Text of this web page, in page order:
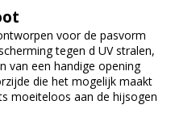
voor de pasvorm
tegen d UV stralen,
van een handige opening
die het mogelijk maakt
moeiteloos aan de hijsogen